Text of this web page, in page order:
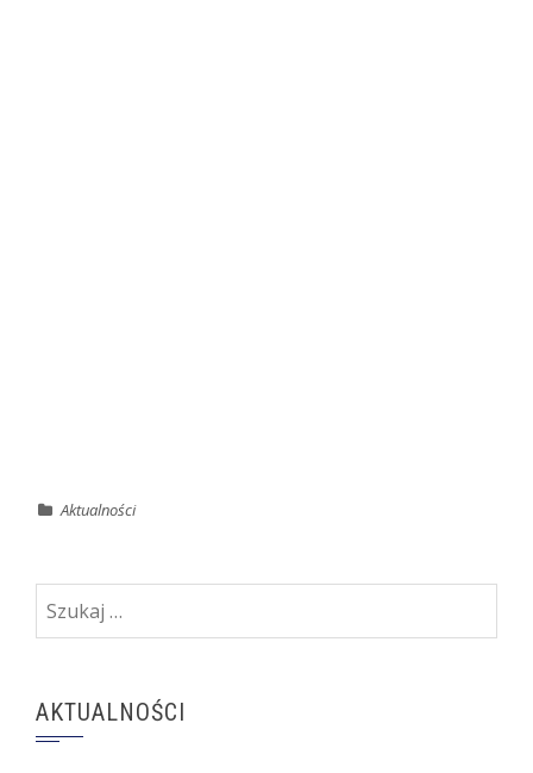
Aktualności
Szukaj:
AKTUALNOŚCI